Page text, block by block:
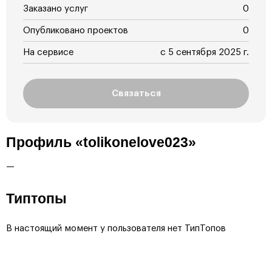
Заказано услуг 0
Опубликовано проектов 0
На сервисе с 5 сентября 2025 г.
Связаться
Профиль «tolikonelove023»
—
Типтопы
В настоящий момент у пользователя нет ТипТопов